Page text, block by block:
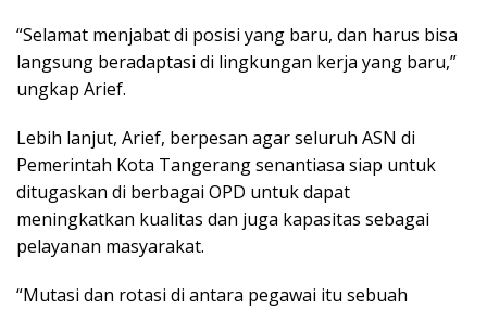
“Selamat menjabat di posisi yang baru, dan harus bisa
langsung beradaptasi di lingkungan kerja yang baru,”
ungkap Arief.
Lebih lanjut, Arief, berpesan agar seluruh ASN di
Pemerintah Kota Tangerang senantiasa siap untuk
ditugaskan di berbagai OPD untuk dapat
meningkatkan kualitas dan juga kapasitas sebagai
pelayanan masyarakat.
“Mutasi dan rotasi di antara pegawai itu sebuah